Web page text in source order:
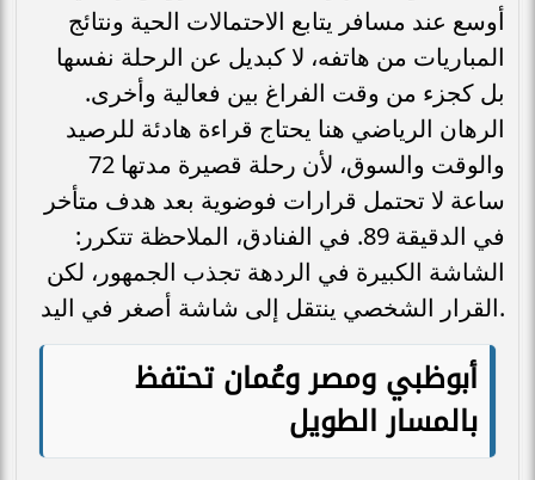
أوسع عند مسافر يتابع الاحتمالات الحية ونتائج
المباريات من هاتفه، لا كبديل عن الرحلة نفسها
بل كجزء من وقت الفراغ بين فعالية وأخرى.
الرهان الرياضي هنا يحتاج قراءة هادئة للرصيد
والوقت والسوق، لأن رحلة قصيرة مدتها 72
ساعة لا تحتمل قرارات فوضوية بعد هدف متأخر
في الدقيقة 89. في الفنادق، الملاحظة تتكرر:
الشاشة الكبيرة في الردهة تجذب الجمهور، لكن
القرار الشخصي ينتقل إلى شاشة أصغر في اليد.
أبوظبي ومصر وعُمان تحتفظ
بالمسار الطويل